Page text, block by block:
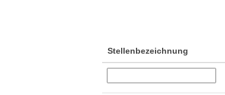
Stellenbezeichnung